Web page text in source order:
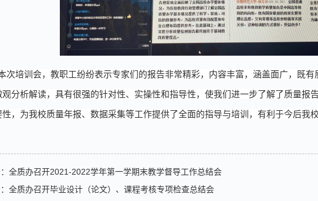
次培训 会，教职工纷纷表示专家们的报告非常精彩，内容丰富，涵盖面广，既有
观分析解读，具有很强的针对性、实操性和指导性， 使我们进一步了解了质量报
性，为我校质量年报、数据采集等工作提供了全面的指导与培训，有利于今后我
全质办召开2021-2022学年第一学期末教学督导工作总结会
全质办召开毕业设计（论文）、课程考核专项检查总结会